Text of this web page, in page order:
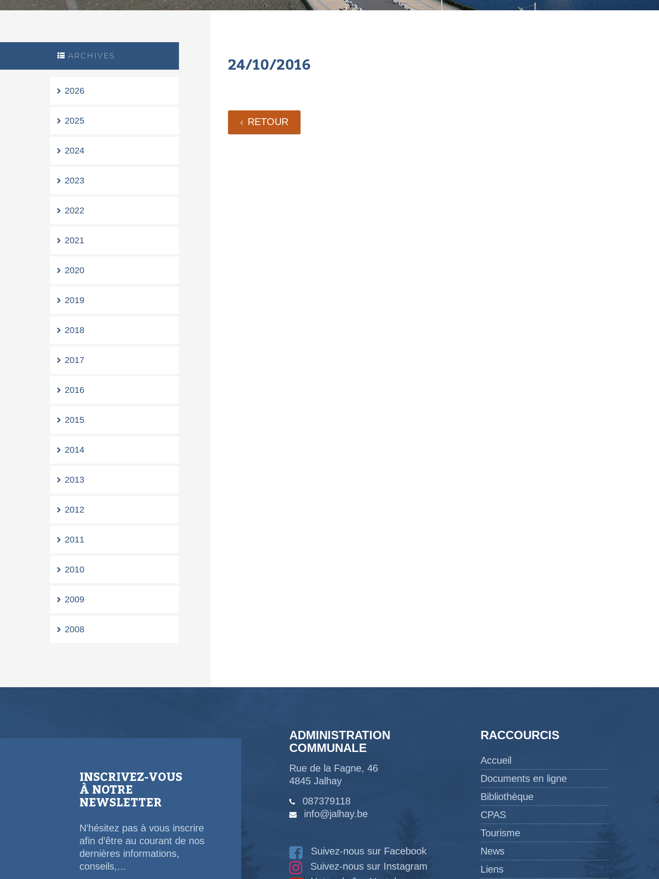
ARCHIVES
2026
2025
2024
2023
2022
2021
2020
2019
2018
2017
2016
2015
2014
2013
2012
2011
2010
2009
2008
24/10/2016
RETOUR
INSCRIVEZ-VOUS
À NOTRE
NEWSLETTER
N’hésitez pas à vous inscrire
afin d’être au courant de nos
dernières informations,
conseils,...
ADMINISTRATION
COMMUNALE
Rue de la Fagne, 46
4845 Jalhay
087379118
info@jalhay.be
Suivez-nous sur Facebook
Suivez-nous sur Instagram
RACCOURCIS
Accueil
Documents en ligne
Bibliothèque
CPAS
Tourisme
News
Liens